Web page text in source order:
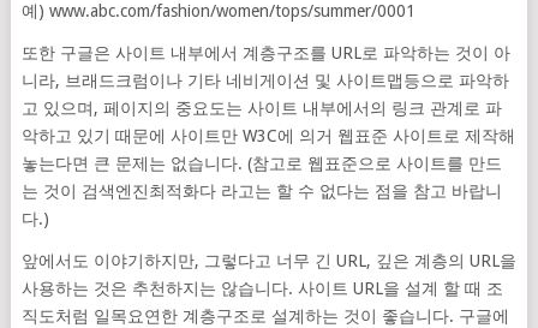
예) www.abc.com/fashion/women/tops/summer/0001
또한 구글은 사이트 내부에서 계층구조를 URL로 파악하는 것이 아
니라, 브래드크럼이나 기타 네비게이션 및 사이트맵등으로 파악하
고 있으며, 페이지의 중요도는 사이트 내부에서의 링크 관계로 파
악하고 있기 때문에 사이트만 W3C에 의거 웹표준 사이트로 제작해
놓는다면 큰 문제는 없습니다. (참고로 웹표준으로 사이트를 만드
는 것이 검색엔진최적화다 라고는 할 수 없다는 점을 참고 바랍니
다.)
앞에서도 이야기하지만, 그렇다고 너무 긴 URL, 깊은 계층의 URL을
사용하는 것은 추천하지는 않습니다. 사이트 URL을 설계 할 때 조
직도처럼 일목요연한 계층구조로 설계하는 것이 좋습니다. 구글에